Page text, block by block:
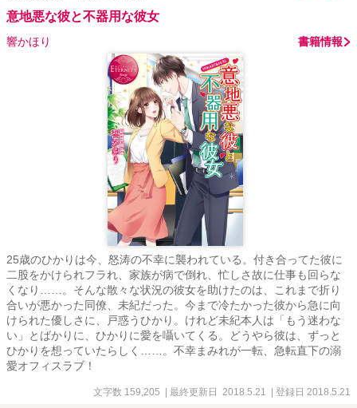
意地悪な彼と不器用な彼女
響かほり 書籍情報
25歳のひかりは今、怒涛の不幸に襲われている。付き合ってた彼に
二股をかけられフラれ、家族が病で倒れ、忙しさ故に仕事も回らな
くなり……。そんな散々な状況の彼女を助けたのは、これまで折り
合いが悪かった同僚、未紀だった。今まで冷たかった彼から急に向
けられた優しさに、戸惑うひかり。けれど未紀本人は「もう迷わな
い」とばかりに、ひかりに愛を囁いてくる。どうやら彼は、ずっと
ひかりを想っていたらしく……。不幸まみれが一転、急転直下の溺
愛オフィスラブ！
文字数 159,205 | 最終更新日 2018.5.21 | 登録日 2018.5.21